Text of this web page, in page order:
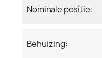
Nominale positie:
Behuizing: